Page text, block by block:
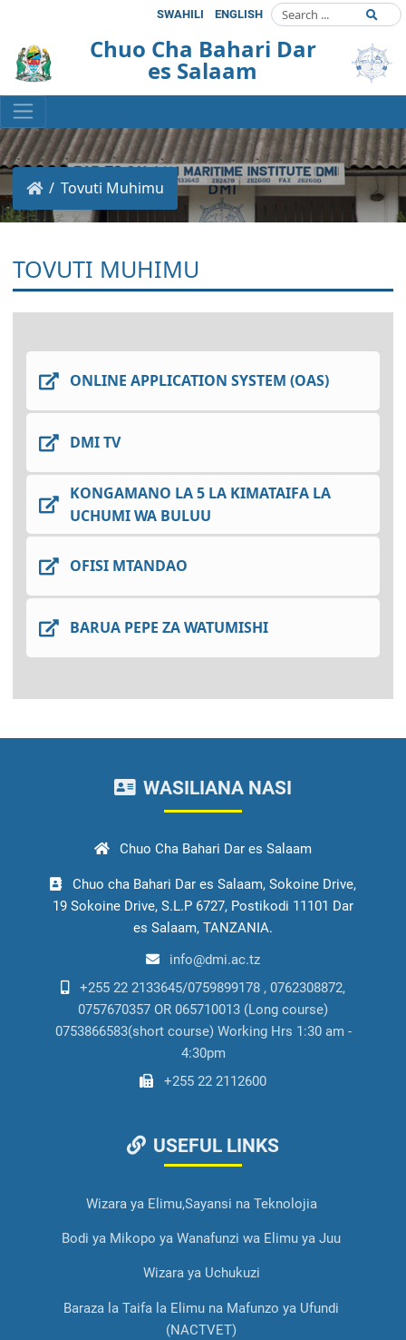
ENGLISH
SWAHILI
Chuo Cha Bahari Dar
es Salaam
Tovuti Muhimu
TOVUTI MUHIMU
ONLINE APPLICATION SYSTEM (OAS)
DMI TV
KONGAMANO LA 5 LA KIMATAIFA LA
UCHUMI WA BULUU
OFISI MTANDAO
BARUA PEPE ZA WATUMISHI
WASILIANA NASI
Chuo Cha Bahari Dar es Salaam
Chuo cha Bahari Dar es Salaam, Sokoine Drive,
19 Sokoine Drive, S.L.P 6727, Postikodi 11101 Dar
es Salaam, TANZANIA.
info@dmi.ac.tz
+255 22 2133645/0759899178 , 0762308872,
0757670357 OR 065710013 (Long course)
0753866583(short course) Working Hrs 1:30 am -
4:30pm
+255 22 2112600
USEFUL LINKS
Wizara ya Elimu,Sayansi na Teknolojia
Bodi ya Mikopo ya Wanafunzi wa Elimu ya Juu
Wizara ya Uchukuzi
Baraza la Taifa la Elimu na Mafunzo ya Ufundi
(NACTVET)